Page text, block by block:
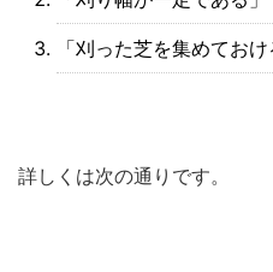
「刈った芝を集めておけ
詳しくは次の通りです。